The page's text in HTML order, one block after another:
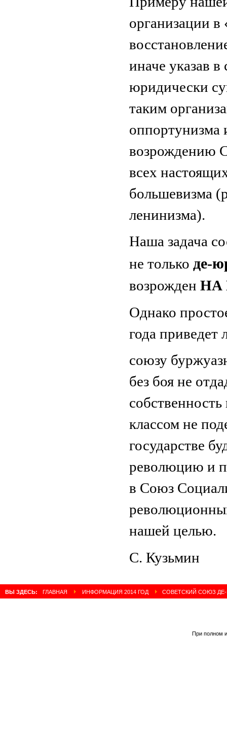
организации
иначе указав
юридически
таким
оппортунизма
возрождению
всех
большевизма
ленинизма).
Наша задача
не только де-
возрожден НА
Однако
года приведет
союзу
без боя не
классом не
государстве
революцию и
в Союз
нашей целью.
С. Кузьмин
ВЫ ЗДЕСЬ: ГЛАВНАЯ ИНФОРМАЦИЯ 2014 ГОД СОВЕТСКИЙ СОЮЗ
При полном